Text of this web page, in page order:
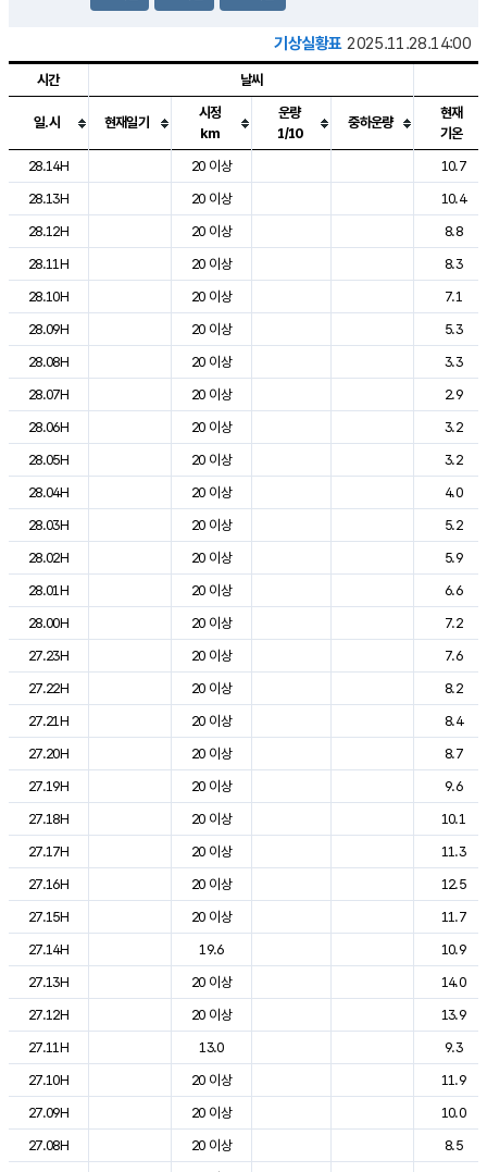
기상실황표 2025.11.28.14:00
도시별 기상실황표로 지점, 날씨, 기온, 강수, 바람, 기압등을 안내한 표입
시간 날씨
일.시 현재일기
시정
km
운량
1/10
중하운량
현재
기온
28.14H
20 이상
10.7
28.13H
20 이상
10.4
28.12H
20 이상
8.8
28.11H
20 이상
8.3
28.10H
20 이상
7.1
28.09H
20 이상
5.3
28.08H
20 이상
3.3
28.07H
20 이상
2.9
28.06H
20 이상
3.2
28.05H
20 이상
3.2
28.04H
20 이상
4.0
28.03H
20 이상
5.2
28.02H
20 이상
5.9
28.01H
20 이상
6.6
28.00H
20 이상
7.2
27.23H
20 이상
7.6
27.22H
20 이상
8.2
27.21H
20 이상
8.4
27.20H
20 이상
8.7
27.19H
20 이상
9.6
27.18H
20 이상
10.1
27.17H
20 이상
11.3
27.16H
20 이상
12.5
27.15H
20 이상
11.7
27.14H
19.6
10.9
27.13H
20 이상
14.0
27.12H
20 이상
13.9
27.11H
13.0
9.3
27.10H
20 이상
11.9
27.09H
20 이상
10.0
27.08H
20 이상
8.5